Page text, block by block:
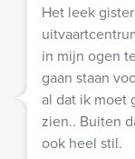
Het leek
in mijn ogen
gaan staan
al dat ik moet
zien.. Buiten
ook heel stil.